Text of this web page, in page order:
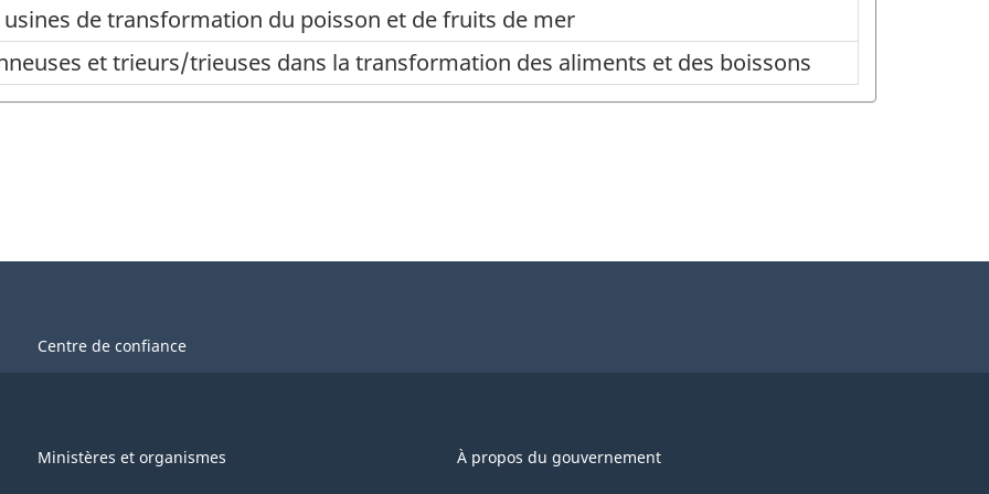
de transformation du poisson et de fruits de mer
et trieurs/trieuses dans la transformation des aliments et des boissons
Centre de confiance
Ministères et organismes À propos du gouvernement